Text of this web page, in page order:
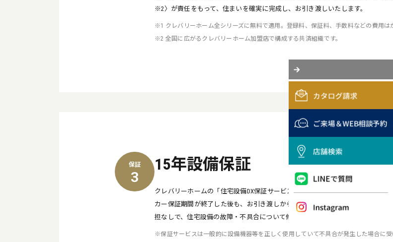
※2〉が責任をもって、住まいを確実に完成し、お引き渡しいたします。
※1 クレバリーホーム全シリーズに無料で適用。登録料、保証料、手数料などの費用は
※2 全国に広がるクレバリーホーム加盟店で構成する共済組織です。
保証
3
15年設備保証
クレバリーホームの「住宅設備DX保証サービス《プラチナ・メンテナンス新築
カー保証期間が終了した後も、お引き渡しから15年間メーカー保証とほぼ同等
担なしで、住宅設備の故障・不具合について修理保証サービスをご利用いただ
※保証サービスは一般的に設備機器等を正しく使用していて不具合が発生した場合に